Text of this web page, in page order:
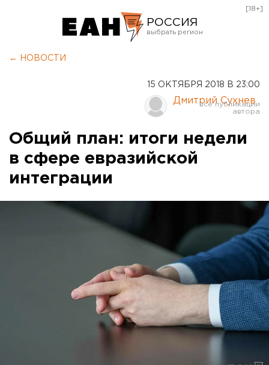
РОССИЯ
Курган
Оренбург
[18+]
← НОВОСТИ
15 ОКТЯБРЯ 2018 В 23:00
Дмитрий Сухнев
Общий план: итоги недели
в сфере евразийской
интеграции